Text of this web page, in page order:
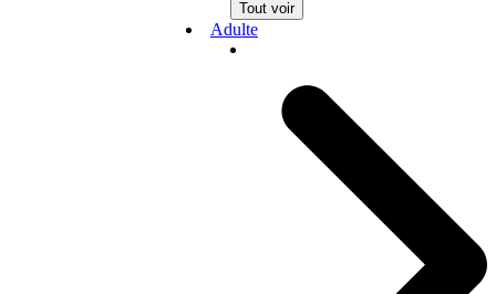
Tout voir
Adulte